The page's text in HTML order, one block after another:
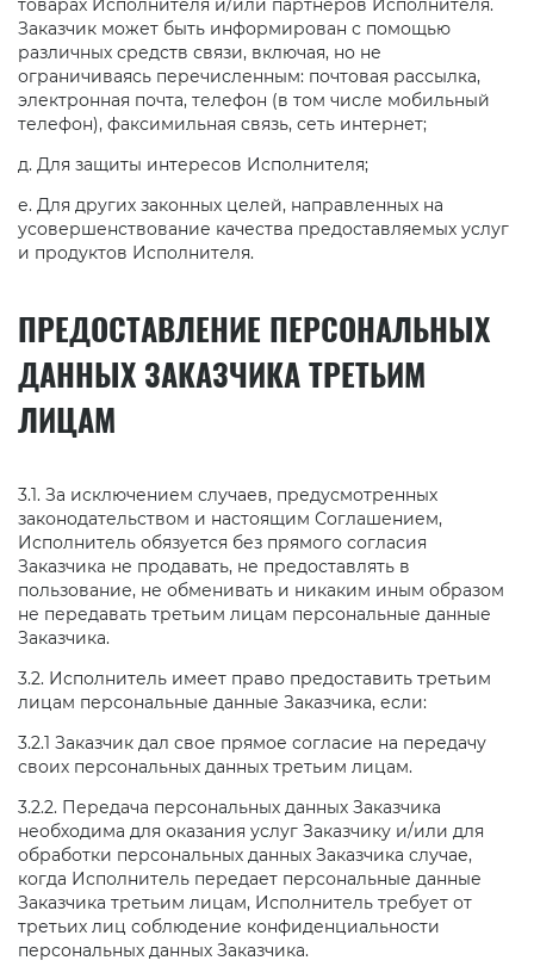
товарах Исполнителя и/или партнеров Исполнителя.
Заказчик может быть информирован с помощью
различных средств связи, включая, но не
ограничиваясь перечисленным: почтовая рассылка,
электронная почта, телефон (в том числе мобильный
телефон), факсимильная связь, сеть интернет;
д. Для защиты интересов Исполнителя;
е. Для других законных целей, направленных на
усовершенствование качества предоставляемых услуг
и продуктов Исполнителя.
ПРЕДОСТАВЛЕНИЕ ПЕРСОНАЛЬНЫХ
ДАННЫХ ЗАКАЗЧИКА ТРЕТЬИМ
ЛИЦАМ
3.1. За исключением случаев, предусмотренных
законодательством и настоящим Соглашением,
Исполнитель обязуется без прямого согласия
Заказчика не продавать, не предоставлять в
пользование, не обменивать и никаким иным образом
не передавать третьим лицам персональные данные
Заказчика.
3.2. Исполнитель имеет право предоставить третьим
лицам персональные данные Заказчика, если:
3.2.1 Заказчик дал свое прямое согласие на передачу
своих персональных данных третьим лицам.
3.2.2. Передача персональных данных Заказчика
необходима для оказания услуг Заказчику и/или для
обработки персональных данных Заказчика случае,
когда Исполнитель передает персональные данные
Заказчика третьим лицам, Исполнитель требует от
третьих лиц соблюдение конфиденциальности
персональных данных Заказчика.